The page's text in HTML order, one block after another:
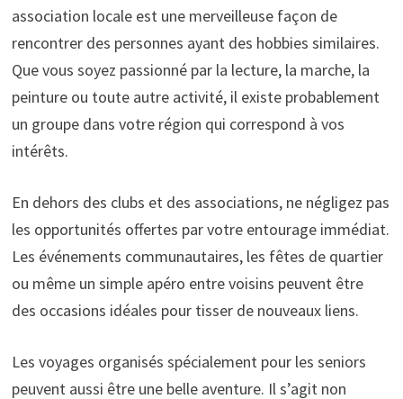
association locale est une merveilleuse façon de
rencontrer des personnes ayant des hobbies similaires.
Que vous soyez passionné par la lecture, la marche, la
peinture ou toute autre activité, il existe probablement
un groupe dans votre région qui correspond à vos
intérêts.
En dehors des clubs et des associations, ne négligez pas
les opportunités offertes par votre entourage immédiat.
Les événements communautaires, les fêtes de quartier
ou même un simple apéro entre voisins peuvent être
des occasions idéales pour tisser de nouveaux liens.
Les voyages organisés spécialement pour les seniors
peuvent aussi être une belle aventure. Il s’agit non